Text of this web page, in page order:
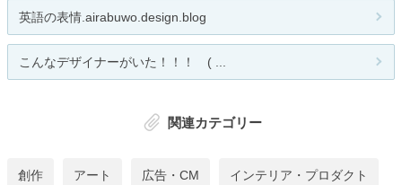
英語の表情.airabuwo.design.blog
こんなデザイナーがいた！！！ ( ...
関連カテゴリー
創作 アート 広告・CM インテリア・プロダクト